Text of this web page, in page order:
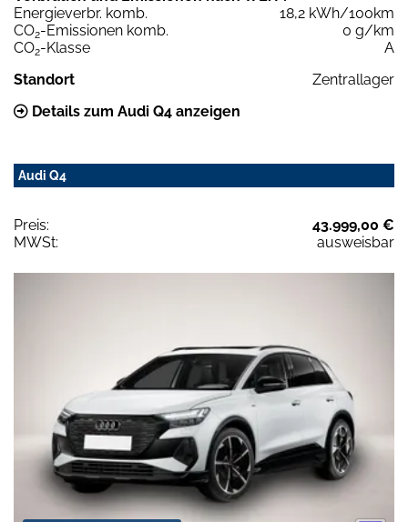
Energieverbr. komb.
18,2 kWh/100km
CO2-Emissionen komb.
0 g/km
CO2-Klasse
A
Standort
Zentrallager
Details zum Audi Q4 anzeigen
Audi Q4
Preis:
43.999,00 €
MWSt:
ausweisbar